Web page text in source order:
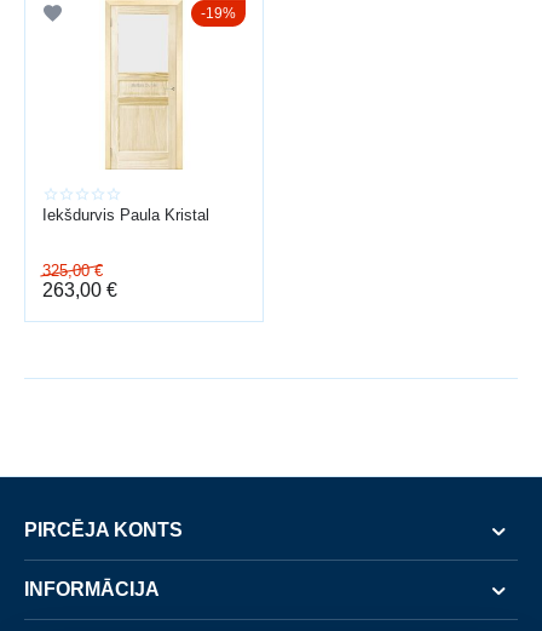
19%
Iekšdurvis Paula Kristal
325,00 €
263,00 €
PIRCĒJA KONTS
INFORMĀCIJA